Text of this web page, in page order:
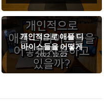
개인적으로 애플 디
바이스들을 어떻게
사용하고 있을까?
2022.12.22